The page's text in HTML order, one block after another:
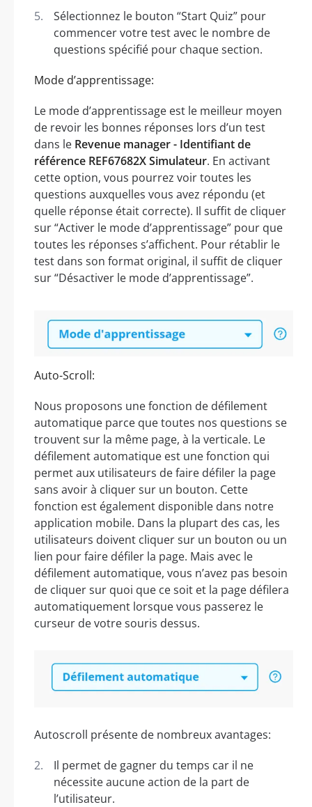
Sélectionnez le bouton “Start Quiz” pour
commencer votre test avec le nombre de
questions spécifié pour chaque section.
Mode d’apprentissage:
Le mode d’apprentissage est le meilleur moyen
de revoir les bonnes réponses lors d’un test
dans le Revenue manager - Identifiant de
référence REF67682X Simulateur. En activant
cette option, vous pourrez voir toutes les
questions auxquelles vous avez répondu (et
quelle réponse était correcte). Il suffit de cliquer
sur “Activer le mode d’apprentissage” pour que
toutes les réponses s’affichent. Pour rétablir le
test dans son format original, il suffit de cliquer
sur “Désactiver le mode d’apprentissage”.
Auto-Scroll:
Nous proposons une fonction de défilement
automatique parce que toutes nos questions se
trouvent sur la même page, à la verticale. Le
défilement automatique est une fonction qui
permet aux utilisateurs de faire défiler la page
sans avoir à cliquer sur un bouton. Cette
fonction est également disponible dans notre
application mobile. Dans la plupart des cas, les
utilisateurs doivent cliquer sur un bouton ou un
lien pour faire défiler la page. Mais avec le
défilement automatique, vous n’avez pas besoin
de cliquer sur quoi que ce soit et la page défilera
automatiquement lorsque vous passerez le
curseur de votre souris dessus.
Autoscroll présente de nombreux avantages:
Il permet de gagner du temps car il ne
nécessite aucune action de la part de
l’utilisateur.